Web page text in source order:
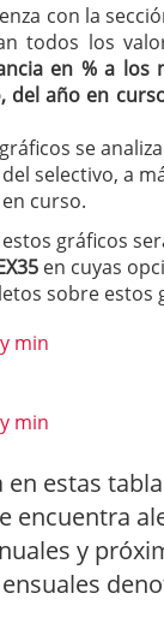
con la
todos los
en % a los
del año en
se
selectivo, a
curso.
gráficos
en cuyas
sobre estos
en estas
encuentra
y